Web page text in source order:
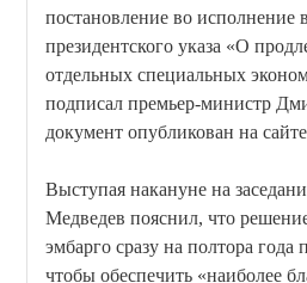
постановление во
президентского указа «О
отдельных специальных
подписал премьер-министр
документ опубликован на
Выступая накануне на
Медведев пояснил, что
эмбарго сразу на полтора года
чтобы обеспечить «наиболее